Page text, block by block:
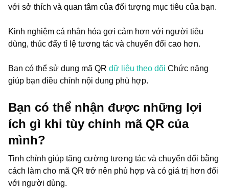
với sở thích và quan tâm của đối tượng mục tiêu của bạn.
Kinh nghiệm cá nhân hóa gợi cảm hơn với người tiêu
dùng, thúc đẩy tỉ lệ tương tác và chuyển đổi cao hơn.
Bạn có thể sử dụng mã QR dữ liệu theo dõi Chức năng
giúp bạn điều chỉnh nội dung phù hợp.
Bạn có thể nhận được những lợi
ích gì khi tùy chỉnh mã QR của
mình?
Tinh chỉnh giúp tăng cường tương tác và chuyển đổi bằng
cách làm cho mã QR trở nên phù hợp và có giá trị hơn đối
với người dùng.